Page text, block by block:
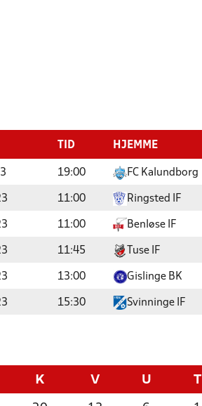
TID HJEMME
19:00 FC Kalundborg
11:00 Ringsted IF
11:00 Benløse IF
11:45 Tuse IF
13:00 Gislinge BK
15:30 Svinninge IF
K V U T